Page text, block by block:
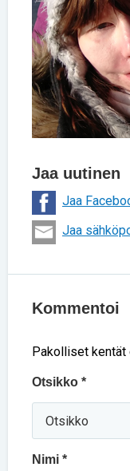
Jaa uutinen
Jaa
Jaa
Kommentoi
Pakolliset kentät
Otsikko *
Nimi *